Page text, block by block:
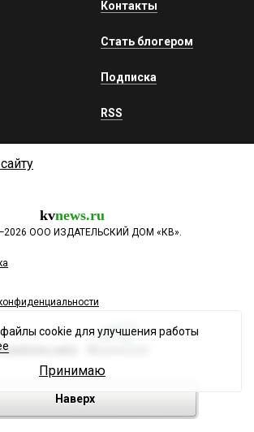
Контакты
Стать блогером
Подписка
RSS
kvnews.ru
ООО ИЗДАТЕЛЬСКИЙ ДОМ «КВ».
сайта
Наверх
cookie для улучшения работы
Принимаю